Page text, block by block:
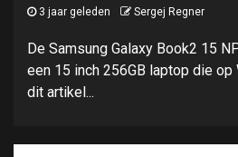
3 jaar geleden Sergej Regner
De Samsung Galaxy Book2 15
een 15 inch 256GB laptop die
dit artikel...